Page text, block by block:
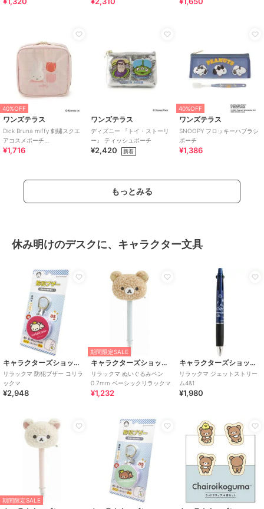
40%OFF
ワンズテラス
Dick Bruna miffy 刺繍スクエ
アコスメポーチ
strawberry&tulip
¥1,716
ワンズテラス
ディズニー 『トイ・ストーリ
ー』 ティッシュポーチ
¥2,420 新着
40%OFF
ワンズテラス
SNOOPY フロッキーハブラシ
ポーチ
¥1,386
もっとみる
休み明けのデスクに、キャラクター文具
キャラクターズショップ ラフラフ
リラックマ 防犯ブザー コリラ
ックマ
¥2,948
期間限定SALE
キャラクターズショップ ラフラフ
リラックマ ぬいぐるみペン
0.7mm ベーシックリラックマ
¥1,232
キャラクターズショップ ラフラフ
リラックマ ジェットストリー
ム4&1
¥1,980
期間限定SALE